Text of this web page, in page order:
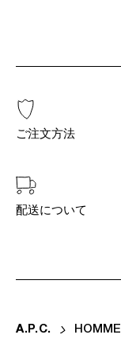
ご注文方法
配送について
A. P. C. HOMME